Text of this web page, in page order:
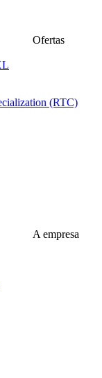
Ofertas
(RTC)
A empresa